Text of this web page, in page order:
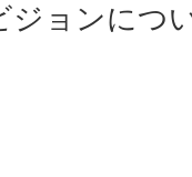
ジョンにつ